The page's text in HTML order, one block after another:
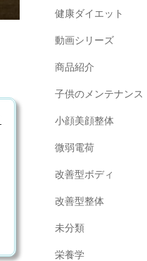
健康ダイエット
動画シリーズ
商品紹介
子供のメンテナンス
小顔美顔整体
微弱電荷
改善型ボディ
改善型整体
未分類
栄養学